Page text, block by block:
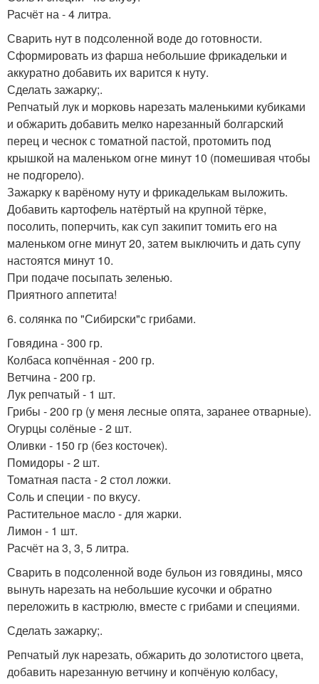
Расчёт на - 4 литра.
Сварить нут в подсоленной воде до готовности.
Сформировать из фарша небольшие фрикадельки и
аккуратно добавить их варится к нуту.
Сделать зажарку;.
Репчатый лук и морковь нарезать маленькими кубиками
и обжарить добавить мелко нарезанный болгарский
перец и чеснок с томатной пастой, протомить под
крышкой на маленьком огне минут 10 (помешивая чтобы
не подгорело).
Зажарку к варёному нуту и фрикаделькам выложить.
Добавить картофель натёртый на крупной тёрке,
посолить, поперчить, как суп закипит томить его на
маленьком огне минут 20, затем выключить и дать супу
настоятся минут 10.
При подаче посыпать зеленью.
Приятного аппетита!
6. солянка по "Сибирски"с грибами.
Говядина - 300 гр.
Колбаса копчённая - 200 гр.
Ветчина - 200 гр.
Лук репчатый - 1 шт.
Грибы - 200 гр (у меня лесные опята, заранее отварные).
Огурцы солёные - 2 шт.
Оливки - 150 гр (без косточек).
Помидоры - 2 шт.
Томатная паста - 2 стол ложки.
Соль и специи - по вкусу.
Растительное масло - для жарки.
Лимон - 1 шт.
Расчёт на 3, 3, 5 литра.
Сварить в подсоленной воде бульон из говядины, мясо
вынуть нарезать на небольшие кусочки и обратно
переложить в кастрюлю, вместе с грибами и специями.
Сделать зажарку;.
Репчатый лук нарезать, обжарить до золотистого цвета,
добавить нарезанную ветчину и копчёную колбасу,